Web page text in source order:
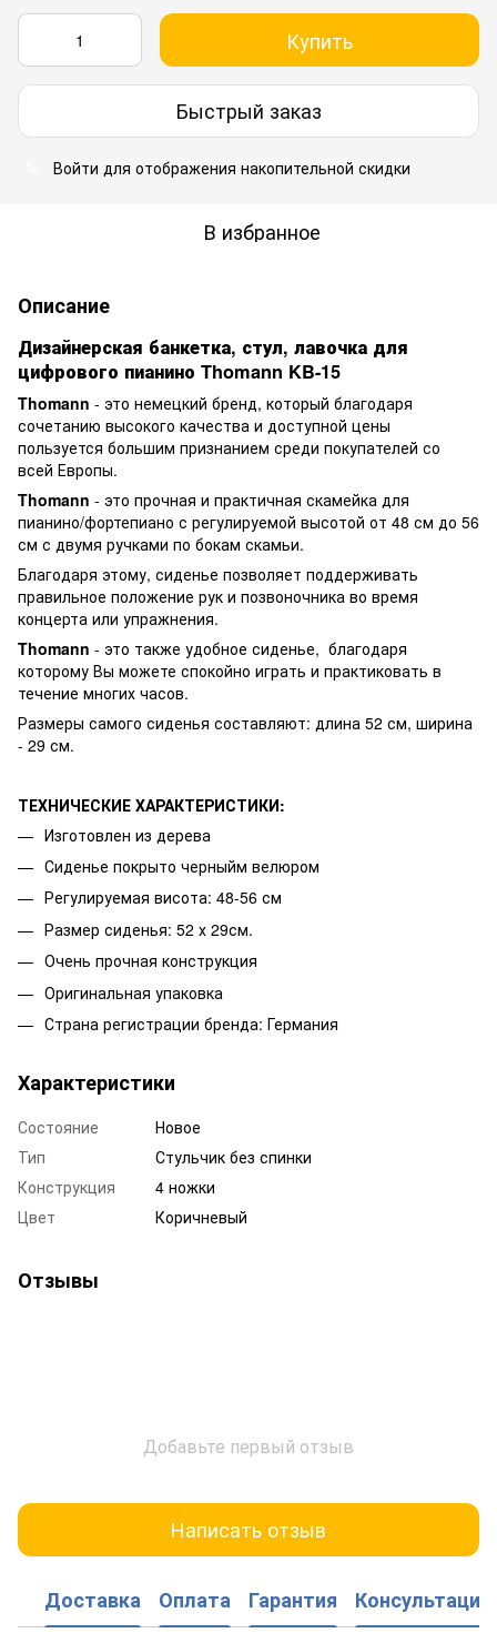
Купить
Быстрый заказ
Войти для отображения накопительной скидки
В избранное
Описание
Дизайнерская банкетка, стул, лавочка для
цифрового пианино Thomann KB-15
Thomann - это немецкий бренд, который благодаря
сочетанию высокого качества и доступной цены
пользуется большим признанием среди покупателей со
всей Европы.
Thomann - это прочная и практичная скамейка для
пианино/фортепиано с регулируемой высотой от 48 см до 56
см с двумя ручками по бокам скамьи.
Благодаря этому, сиденье позволяет поддерживать
правильное положение рук и позвоночника во время
концерта или упражнения.
Thomann - это также удобное сиденье, благодаря
которому Вы можете спокойно играть и практиковать в
течение многих часов.
Размеры самого сиденья составляют: длина 52 см, ширина
- 29 см.
ТЕХНИЧЕСКИЕ ХАРАКТЕРИСТИКИ:
Изготовлен из дерева
Сиденье покрыто черныйм велюром
Регулируемая висота: 48-56 см
Размер сиденья: 52 х 29см.
Очень прочная конструкция
Оригинальная упаковка
Страна регистрации бренда: Германия
Характеристики
Состояние
Новое
Тип
Стульчик без спинки
Конструкция
4 ножки
Цвет
Коричневый
Отзывы
Добавьте первый отзыв
Написать отзыв
Доставка Оплата Гарантия Консультация